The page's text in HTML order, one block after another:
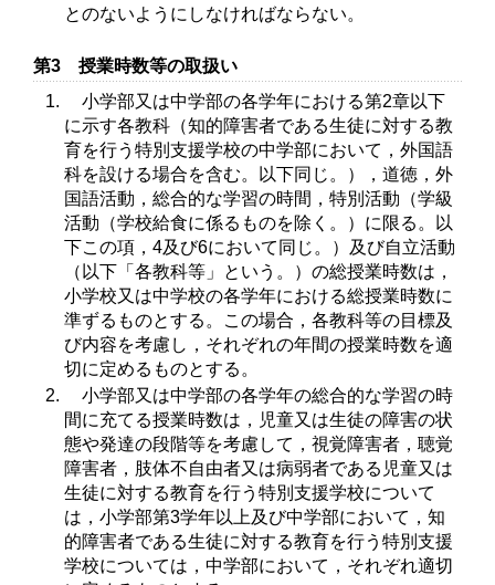
とのないようにしなければならない。
第3 授業時数等の取扱い
小学部又は中学部の各学年における第2章以下
に示す各教科（知的障害者である生徒に対する教
育を行う特別支援学校の中学部において，外国語
科を設ける場合を含む。以下同じ。），道徳，外
国語活動，総合的な学習の時間，特別活動（学級
活動（学校給食に係るものを除く。）に限る。以
下この項，4及び6において同じ。）及び自立活動
（以下「各教科等」という。）の総授業時数は，
小学校又は中学校の各学年における総授業時数に
準ずるものとする。この場合，各教科等の目標及
び内容を考慮し，それぞれの年間の授業時数を適
切に定めるものとする。
小学部又は中学部の各学年の総合的な学習の時
間に充てる授業時数は，児童又は生徒の障害の状
態や発達の段階等を考慮して，視覚障害者，聴覚
障害者，肢体不自由者又は病弱者である児童又は
生徒に対する教育を行う特別支援学校について
は，小学部第3学年以上及び中学部において，知
的障害者である生徒に対する教育を行う特別支援
学校については，中学部において，それぞれ適切